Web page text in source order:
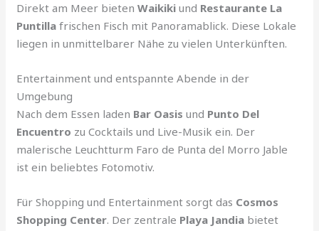
Direkt am Meer bietenWaikiki und Restaurante La
Puntilla frischen Fisch mit Panoramablick. Diese Lokale
liegen in unmittelbarer Nähe zu vielen Unterkünften.
Entertainment und entspannte Abende in der
Umgebung
Nach dem Essen laden Bar Oasis und Punto Del
Encuentro zu Cocktails und Live-Musik ein. Der
malerische Leuchtturm Faro de Punta del Morro Jable
ist ein beliebtes Fotomotiv.
Für Shopping und Entertainment sorgt das Cosmos
Shopping Center. Der zentrale Playa Jandia bietet